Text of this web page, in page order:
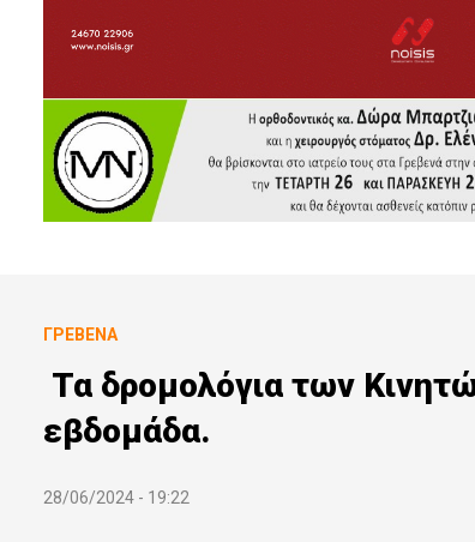
ΓΡΕΒΕΝΆ
Τα δρομολόγια των
εβδομάδα.
28/06/2024 - 19:22